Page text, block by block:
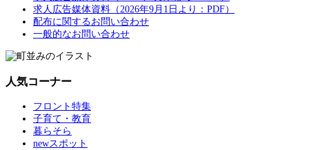
求人広告媒体資料（2026年9月1日より：PDF）
配布に関するお問い合わせ
一般的なお問い合わせ
人気コーナー
フロント特集
子育て・教育
暮らそら
newスポット